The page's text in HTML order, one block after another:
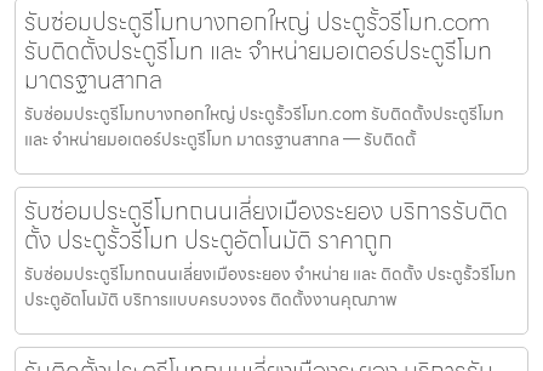
รับซ่อมประตูรีโมทบางกอกใหญ่ ประตูรั้วรีโมท.com
รับติดตั้งประตูรีโมท และ จำหน่ายมอเตอร์ประตูรีโมท
มาตรฐานสากล
รับซ่อมประตูรีโมทบางกอกใหญ่ ประตูรั้วรีโมท.com รับติดตั้งประตูรีโมท
และ จำหน่ายมอเตอร์ประตูรีโมท มาตรฐานสากล — รับติดตั้
รับซ่อมประตูรีโมทถนนเลี่ยงเมืองระยอง บริการรับติด
ตั้ง ประตูรั้วรีโมท ประตูอัตโนมัติ ราคาถูก
รับซ่อมประตูรีโมทถนนเลี่ยงเมืองระยอง จำหน่าย และ ติดตั้ง ประตูรั้วรีโมท
ประตูอัตโนมัติ บริการแบบครบวงจร ติดตั้งงานคุณภาพ